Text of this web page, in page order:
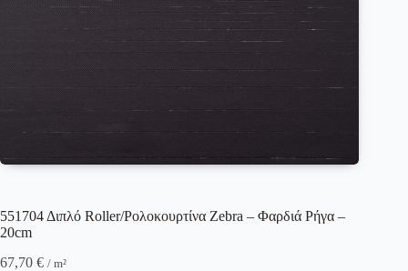
551704 Διπλό Roller/Ρολοκουρτίνα Zebra – Φαρδιά Ρήγα –
20cm
67,70 € / m²